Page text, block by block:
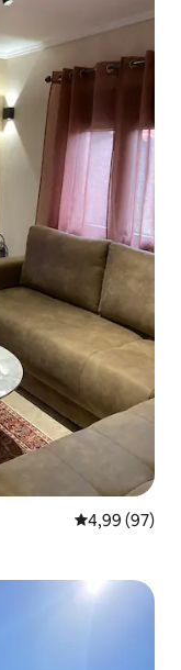
4,99 de uma
4,99 (97)